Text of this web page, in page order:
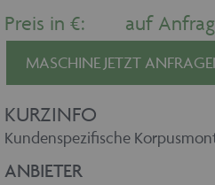
Preis in €: auf
MASCHINE JETZT
KURZINFO
Kundenspezifische
ANBIETER